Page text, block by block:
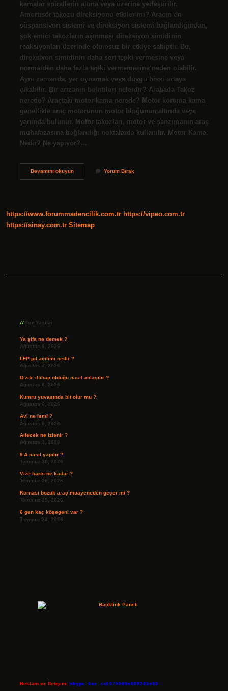
kamalar spirallerin altına veya üzerine yerleştirilir.
Amortisör takozu direksiyonu etkiler mi? Aracın ön
süspansiyon sistemi ve direksiyon sistemi bağlandığından,
şok emici takozların aşınması direksiyon simidinin
reaksiyonları üzerinde olumsuz bir etkiye sahiptir. Bu,
direksiyon simidinin daha sert tepki vermesine veya
normalden daha fazla tepki vermemesine neden olabilir.
Aynı zamanda, yer oynamak veya duygu hissi ortaya
çıkabilir. Bir arızanın belirtileri nelerdir? Arabada Takoz
nerede? Araçtaki motor kama nerede? Motor koruma kama
genellikle araç motorunun motor bloğunun altında veya
yanında bulunur. Motor takozları, motor ve şanzımanın araç
muhafazasına bağlandığı noktalarda kullanılır. Motor Kama
Nedir? Ne yapıyor?…
Devamını okuyunTakoz
Yorum Bırak
https://www.forummadencilik.com.tr https://vipeo.com.tr
https://sinay.com.tr Sitemap
Son Yazılar
Ya şifa ne demek ?
Ağustos 9, 2026
LFP pil açılımı nedir ?
Ağustos 7, 2026
Dizde iltihap olduğu nasıl anlaşılır ?
Ağustos 6, 2026
Kumru yuvasında bit olur mu ?
Ağustos 6, 2026
Avi ne ismi ?
Ağustos 5, 2026
Ailecek ne izlenir ?
Ağustos 3, 2026
9 4 nasıl yapılır ?
Temmuz 30, 2026
Vize harcı ne kadar ?
Temmuz 29, 2026
Kornası bozuk araç muayeneden geçer mi ?
Temmuz 25, 2026
6 gen kaç köşegeni var ?
Temmuz 24, 2026
Reklam ve İletişim: Skype: live:.cid.575569c608265c69